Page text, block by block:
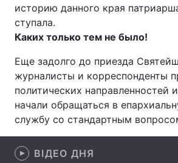
Здоров'я Туризм
Цікавинки Погода
Екологія Регіони
Лонгріди
Відео з Youtube Статті
Інтерв'ю
историю данного края
ступала.
Каких только тем не было!
Еще задолго до приезда
журналисты и корреспонденты
политических направленностей
начали обращаться в
службу со стандартным
ВІДЕО ДНЯ